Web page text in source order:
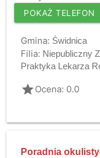
POKAŻ TELEFON
Gmina: Świdnica
Filia: Niepubliczny
Praktyka Lekarza
gradeOcena: 0.0
Poradnia